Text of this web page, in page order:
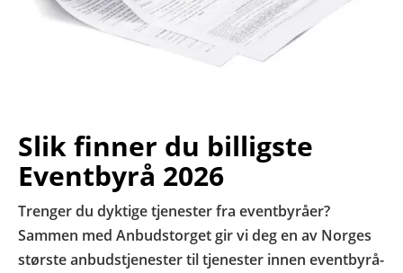
Slik finner du billigste
Eventbyrå 2026
Trenger du dyktige tjenester fra eventbyråer?
Sammen med Anbudstorget gir vi deg en av Norges
største anbudstjenester til tjenester innen eventbyrå-